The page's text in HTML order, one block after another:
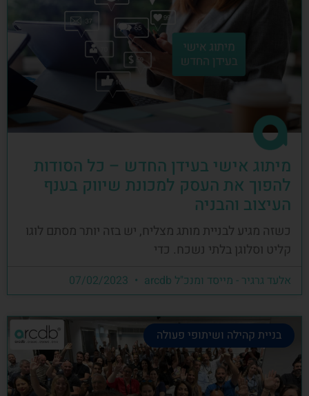
מיתוג אישי בעידן החדש – כל הסודות
להפוך את העסק למכונת שיווק בענף
העיצוב והבניה
כשזה מגיע לבניית מותג מצליח, יש בזה יותר מסתם לוגו
קליט וסלוגן בלתי נשכח. כדי
אלעד גרגיר - מייסד ומנכ"ל arcdb
בניית קהילה ושיתופי פעולה